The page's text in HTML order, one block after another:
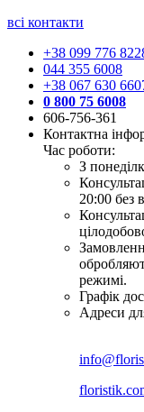
всі контакти
+38 099 776
044 355 6008
+38 067 630
0 800 75 6008
606-756-361
Контактна
Час роботи:
З
20:00 без
режимі.
Графік
Адреси